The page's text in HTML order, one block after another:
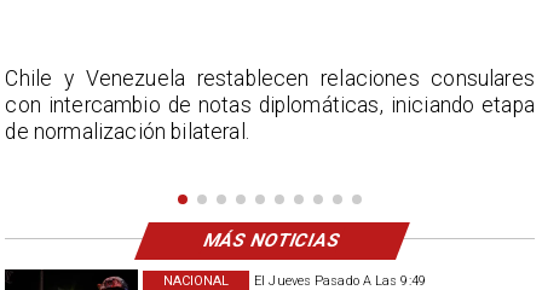
El Jueves Pasado A Las 9:49
NACIONAL
La Confederación Nacional de Ferias Libres (ASOF)
considera inaceptable que se refieran a Fabiola
Campillai como 'señora de feria', expresión utilizada
MÁS NOTICIAS